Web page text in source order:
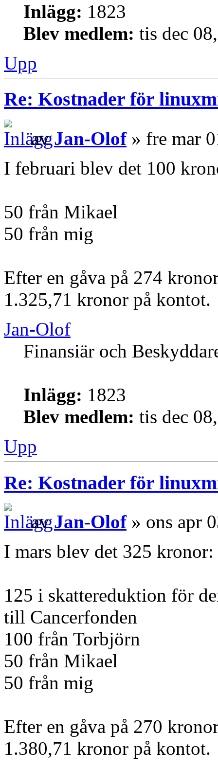
Inlägg: 1823
Blev medlem: tis dec
Upp
Re: Kostnader för
avJan-Olof» fre mar
I februari blev det 100
50 från Mikael
50 från mig
Efter en gåva på 274
1.325,71 kronor på kontot.
Jan-Olof
Finansiär och
Inlägg: 1823
Blev medlem: tis dec
Upp
Re: Kostnader för
avJan-Olof» ons apr
I mars blev det 325 kronor:
125 i skattereduktion för
till Cancerfonden
100 från Torbjörn
50 från Mikael
50 från mig
Efter en gåva på 270
1.380,71 kronor på kontot.